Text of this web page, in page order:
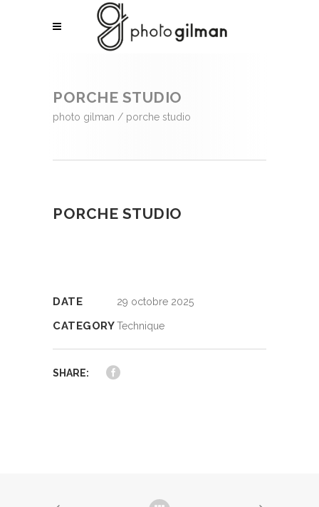
PORCHE STUDIO
photo gilman / porche studio
PORCHE STUDIO
DATE 29 octobre 2025
CATEGORYTechnique
SHARE: